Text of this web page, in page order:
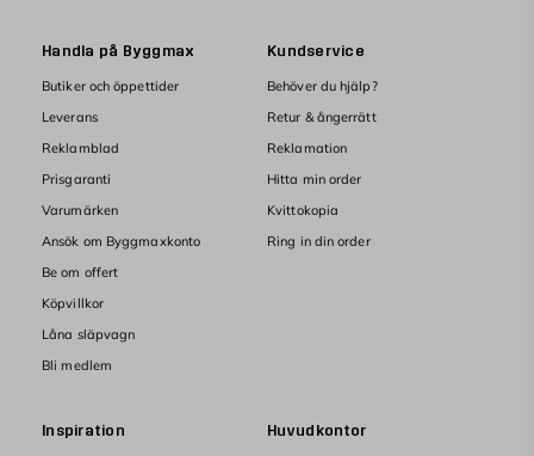
Huvudkontor
Handla på Byggmax
Butiker och öppettider
Leverans
Reklamblad
Prisgaranti
Varumärken
Ansök om Byggmaxkonto
Be om offert
Köpvillkor
Låna släpvagn
Bli medlem
Kundservice
Behöver du hjälp?
Retur & ångerrätt
Reklamation
Hitta min order
Kvittokopia
Ring in din order
Inspiration